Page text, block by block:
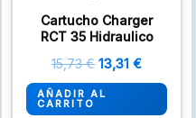
Cartucho Charger
RCT 35 Hidraulico
15,73€ 13,31 €
AÑADIR AL
CARRITO